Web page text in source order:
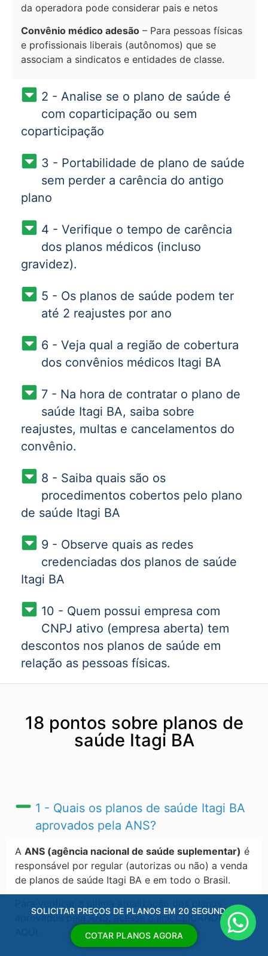
da operadora pode considerar pais e netos
Convênio médico adesão – Para pessoas físicas
e profissionais liberais (autônomos) que se
associam a sindicatos e entidades de classe.
2 - Analise se o plano de saúde é
com coparticipação ou sem
coparticipação
3 - Portabilidade de plano de saúde
sem perder a carência do antigo
plano
4 - Verifique o tempo de carência
dos planos médicos (incluso
gravidez).
5 - Os planos de saúde podem ter
até 2 reajustes por ano
6 - Veja qual a região de cobertura
dos convênios médicos Itagi BA
7 - Na hora de contratar o plano de
saúde Itagi BA, saiba sobre
reajustes, multas e cancelamentos do
convênio.
8 - Saiba quais são os
procedimentos cobertos pelo plano
de saúde Itagi BA
9 - Observe quais as redes
credenciadas dos planos de saúde
Itagi BA
10 - Quem possui empresa com
CNPJ ativo (empresa aberta) tem
descontos nos planos de saúde em
relação as pessoas físicas.
18 pontos sobre planos de
saúde Itagi BA
1 - Quais os planos de saúde Itagi BA​
aprovados pela ANS?
A ANS (agência nacional de saúde suplementar) é
responsável por regular (autorizas ou não) a venda
de planos de saúde Itagi BA​ e em todo o Brasil.
aprovados pela ANS, acesse o link CLICANDO
SOLICITAR PREÇOS DE PLANOS EM 20 SEGUNDOS
COTAR PLANOS AGORA